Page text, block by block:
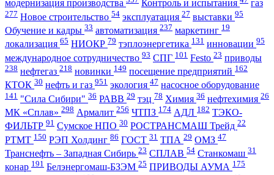
модернизация производства Контроль и испытания газ
277 Новое строительство 54 эксплуатация 27 выставки 95
Обучение и кадры 33 автоматизация 237 маркетинг 19
локализация 65 НИОКР 79 тэплоэнергетика 131 инновации 95
международное сотрудничество 93 СПГ 101 Festo 23 приводы
238 нефтегаз 218 новинки 149 посещение предприятий 162
КТОК 30 нефть и газ 951 экология 47 насосное оборудование
141 "Сила Сибири" 36 РАВВ 29 тэц 78 Химия 36 нефтехимия 26
МК «Сплав» 298 Армалит 256 ЧТПЗ 174 АДЛ 182 ТЭКО-
ФИЛЬТР 91 Сумское НПО 30 РОСТРАНСМАШ Трейд 22
РТМТ 150 РЭП Холдинг 86 ГОСТ 31 ТПА 29 ОМЗ 47
Транснефть – Западная Сибирь 23 СПЛАВ 54 Станкомаш 31
конар 191 Белэнергомаш-БЗЭМ 25 ПРИВОДЫ АУМА 175